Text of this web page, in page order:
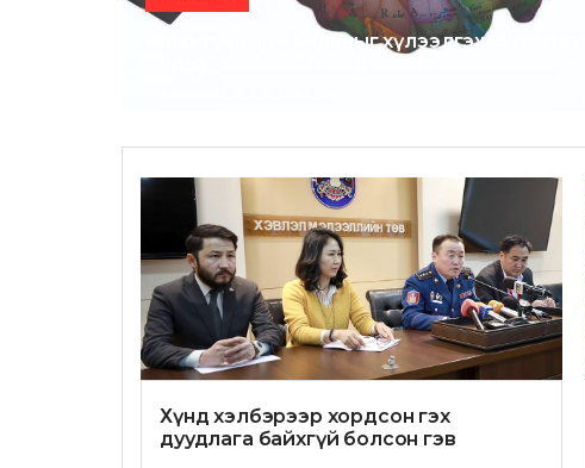
Өндөр түвшний айлчныг хүлээлгэж
Хүнд хэлбэрээр хордсон гэх
дуудлага байхгүй болсон гэв